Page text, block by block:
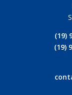
(19)
(19)